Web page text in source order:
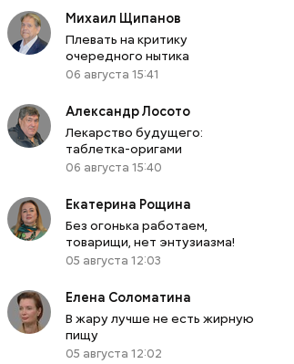
Михаил Щипанов
Плевать на критику
очередного нытика
06 августа 15:41
Александр Лосото
Лекарство будущего:
таблетка-оригами
06 августа 15:40
Екатерина Рощина
Без огонька работаем,
товарищи, нет энтузиазма!
05 августа 12:03
Елена Соломатина
В жару лучше не есть жирную
пищу
05 августа 12:02